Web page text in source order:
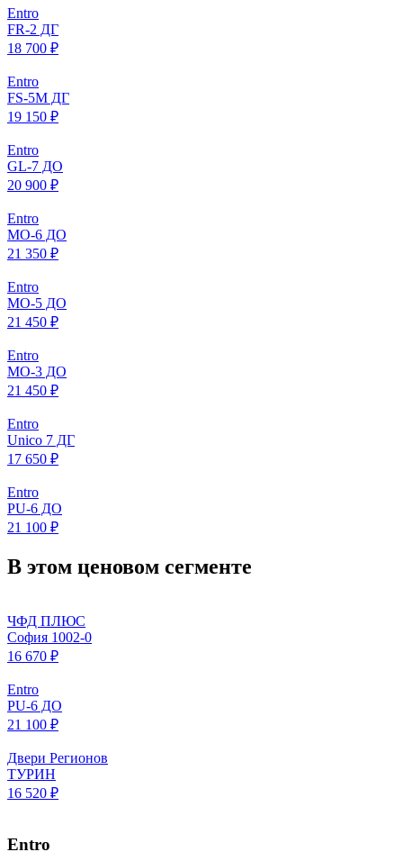
Entro
FR-2 ДГ
18 700 ₽
Entro
FS-5M ДГ
19 150 ₽
Entro
GL-7 ДО
20 900 ₽
Entro
МO-6 ДО
21 350 ₽
Entro
МO-5 ДО
21 450 ₽
Entro
МO-3 ДО
21 450 ₽
Entro
Unico 7 ДГ
17 650 ₽
Entro
PU-6 ДО
21 100 ₽
В этом ценовом сегменте
ЧФД ПЛЮС
София 1002-0
16 670 ₽
Entro
PU-6 ДО
21 100 ₽
Двери Регионов
ТУРИН
16 520 ₽
Entro